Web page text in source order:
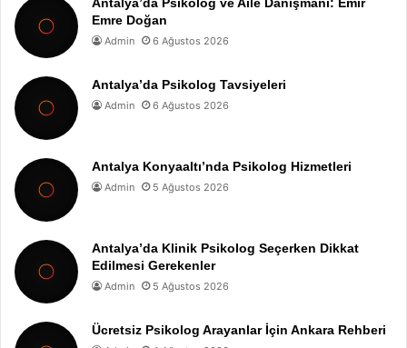
Emre Doğan
Admin 6 Ağustos 2026
Antalya’da Psikolog Tavsiyeleri
Admin 6 Ağustos 2026
Antalya Konyaaltı’nda Psikolog Hizmetleri
Admin 5 Ağustos 2026
Antalya’da Klinik Psikolog Seçerken Dikkat
Edilmesi Gerekenler
Admin 5 Ağustos 2026
Ücretsiz Psikolog Arayanlar İçin Ankara Rehberi